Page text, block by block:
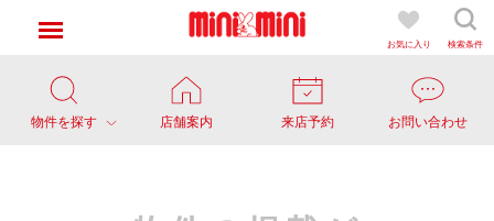
お気に入り 検索条件
物件を探す 店舗案内 来店予約 お問い合わせ